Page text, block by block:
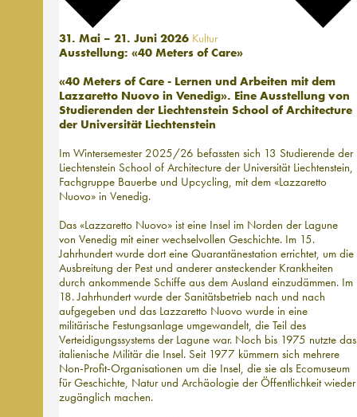
31. Mai – 21. Juni 2026 Kultur
Ausstellung: «40 Meters of Care»
«40 Meters of Care - Lernen und Arbeiten mit dem
Lazzaretto Nuovo in Venedig». Eine Ausstellung von
Studierenden der Liechtenstein School of Architecture
der Universität Liechtenstein
Im Wintersemester 2025/26 befassten sich 13 Studierende der
Liechtenstein School of Architecture der Universität Liechtenstein,
Fachgruppe Bauerbe und Upcycling, mit dem «Lazzaretto
Nuovo» in Venedig.
Das «Lazzaretto Nuovo» ist eine Insel im Norden der Lagune
von Venedig mit einer wechselvollen Geschichte. Im 15.
Jahrhundert wurde dort eine Quarantänestation errichtet, um die
Ausbreitung der Pest und anderer ansteckender Krankheiten
durch ankommende Schiffe aus dem Ausland einzudämmen. Im
18. Jahrhundert wurde der Sanitätsbetrieb nach und nach
aufgegeben und das Lazzaretto Nuovo wurde in eine
militärische Festungsanlage umgewandelt, die Teil des
Verteidigungssystems der Lagune war. Noch bis 1975 nutzte das
italienische Militär die Insel. Seit 1977 kümmern sich mehrere
Non-Profit-Organisationen um die Insel, die sie als Ecomuseum
für Geschichte, Natur und Archäologie der Öffentlichkeit wieder
zugänglich machen.